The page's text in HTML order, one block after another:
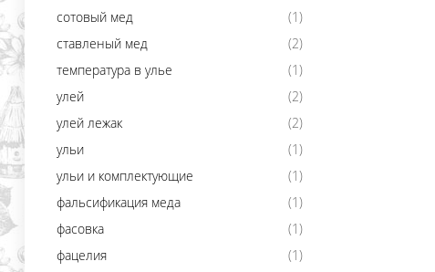
сотовый мед
(1)
ставленый мед
(2)
температура в улье
(1)
улей
(2)
улей лежак
(2)
ульи
(1)
ульи и комплектующие
(1)
фальсификация меда
(1)
фасовка
(1)
фацелия
(1)